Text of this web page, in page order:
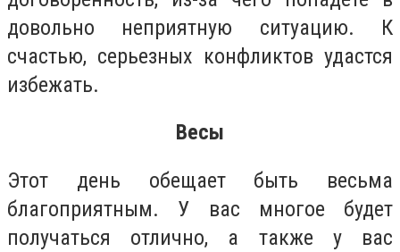
довольно неприятную ситуацию. К
счастью, серьезных конфликтов удастся
избежать.
Весы
Этот день обещает быть весьма
благоприятным. У вас многое будет
получаться отлично, а также у вас